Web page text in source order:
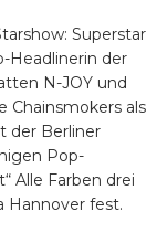
Superstar
Headlinerin der
N-JOY und
Chainsmokers als
der Berliner
Pop-
Alle Farben drei
Hannover fest.